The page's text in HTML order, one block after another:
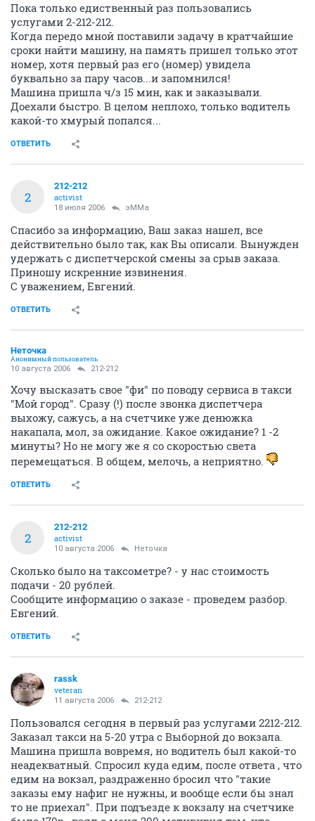
Пока только едиственный раз пользовались
услугами 2-212-212.
Когда передо мной поставили задачу в кратчайшие
сроки найти машину, на память пришел только этот
номер, хотя первый раз его (номер) увидела
буквально за пару часов...и запомнился!
Машина пришла ч/з 15 мин, как и заказывали.
Доехали быстро. В целом неплохо, только водитель
какой-то хмурый попался...
ОТВЕТИТЬ
2
212-212
activist
18 июля 2006 эММа
Спасибо за информацию, Ваш заказ нашел, все
действительно было так, как Вы описали. Вынужден
удержать с диспетчерской смены за срыв заказа.
Приношу искренние извинения.
С уважением, Евгений.
ОТВЕТИТЬ
Неточка
Анонимный пользователь
10 августа 2006 212-212
Хочу высказать свое "фи" по поводу сервиса в такси
"Мой город". Сразу (!) после звонка диспетчера
выхожу, сажусь, а на счетчике уже денюжка
накапала, мол, за ожидание. Какое ожидание? 1 -2
минуты? Но не могу же я со скоростью света
перемещаться. В общем, мелочь, а неприятно.
ОТВЕТИТЬ
2
212-212
activist
10 августа 2006 Неточка
Сколько было на таксометре? - у нас стоимость
подачи - 20 рублей.
Сообщите информацию о заказе - проведем разбор.
Евгений.
ОТВЕТИТЬ
rassk
veteran
11 августа 2006 212-212
Пользовался сегодня в первый раз услугами 2212-212.
Заказал такси на 5-20 утра с Выборной до вокзала.
Машина пришла вовремя, но водитель был какой-то
неадекватный. Спросил куда едим, после ответа , что
едим на вокзал, раздраженно бросил что "такие
заказы ему нафиг не нужны, и вообще если бы знал
то не приехал". При подъезде к вокзалу на счетчике